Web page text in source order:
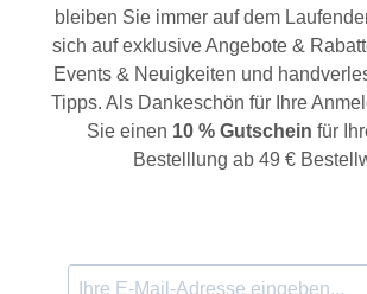
bleiben Sie immer auf dem
sich auf exklusive Angebote &
Events & Neuigkeiten und
Tipps. Als Dankeschön für Ihre
Sie einen 10 % Gutschein für
Bestelllung ab 49 €